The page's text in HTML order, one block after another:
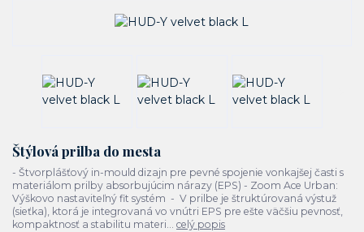
Štýlová prilba do mesta
- Štvorplášťový in-mould dizajn pre pevné spojenie vonkajšej časti s
materiálom prilby absorbujúcim nárazy (EPS) - Zoom Ace Urban:
Výškovo nastaviteľný fit systém - V prilbe je štruktúrovaná výstuž
(sieťka), ktorá je integrovaná vo vnútri EPS pre ešte väčšiu pevnosť,
kompaktnosť a stabilitu materi... celý popis